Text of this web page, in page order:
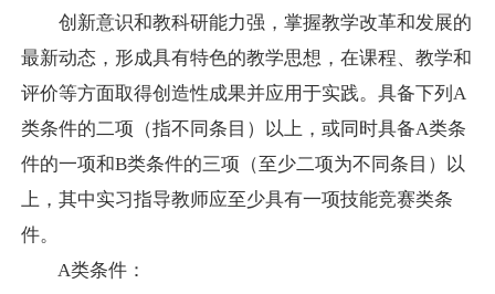
创新意识和教科研能力强，掌握教学改革和发展的
最新动态，形成具有特色的教学思想，在课程、教学和
评价等方面取得创造性成果并应用于实践。具备下列 A
类条件的二项（指不同条目）以上，或同时具备A类条
件的一项和B类条件的三项（至少二项为不同条目）以
上，其中实习指导教师应至少具有一项技能竞赛类条
件。
A类条件：